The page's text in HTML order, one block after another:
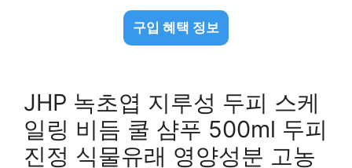
구입 혜택 정보
JHP 녹초엽 지루성 두피 스케
일링 비듬 쿨 샴푸 500ml 두피
진정 식물유래 영양성분 고농